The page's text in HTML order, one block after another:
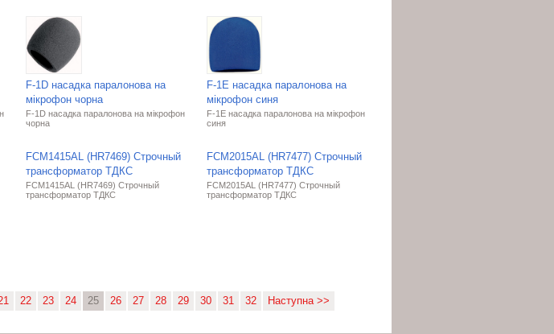
F-1D насадка паралонова на
мікрофон чорна
F-1D насадка паралонова на мікрофон
чорна
F-1E насадка паралонова на
мікрофон синя
F-1E насадка паралонова на мікрофон
синя
FCM1415AL (HR7469) Строчный
трансформатор ТДКС
FCM1415AL (HR7469) Строчный
трансформатор ТДКС
FCM2015AL (HR7477) Строчный
трансформатор ТДКС
FCM2015AL (HR7477) Строчный
трансформатор ТДКС
22 23 24 25 26 27 28 29 30 31 32 Наступна >>